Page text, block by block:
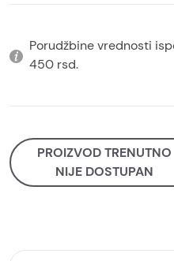
Porudžbine vrednosti
450 rsd.
PROIZVOD TRENUTNO
NIJE DOSTUPAN